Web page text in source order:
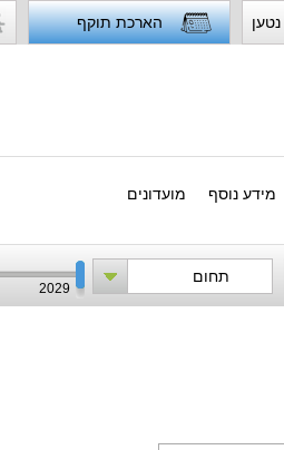
הארכת תוקף
מידע נוסף מועדונים
תחום
2029